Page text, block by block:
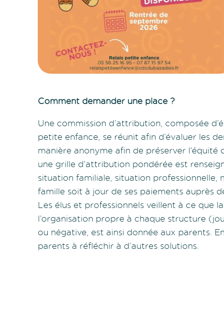
Comment demander une place ?
Une commission d’attribution, composée
petite enfance, se réunit afin d’évaluer les
manière anonyme afin de préserver
une grille d’attribution pondérée est
situation familiale, situation
famille soit à jour de ses paiements auprès
Les élus et professionnels veillent à ce que
l’organisation propre à chaque structure
ou négative, est ainsi donnée aux parents.
parents à réfléchir à d’autres solutions.